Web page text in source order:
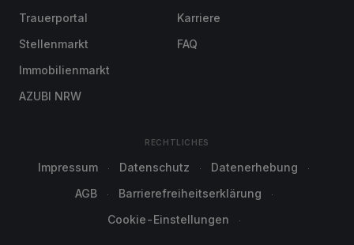
Trauerportal
Stellenmarkt
Immobilienmarkt
AZUBI NRW
Karriere
FAQ
RECHTLICHES
Impressum Datenschutz
Datenerhebung
AGB
Barrierefreiheitserklärung
Cookie-Einstellungen